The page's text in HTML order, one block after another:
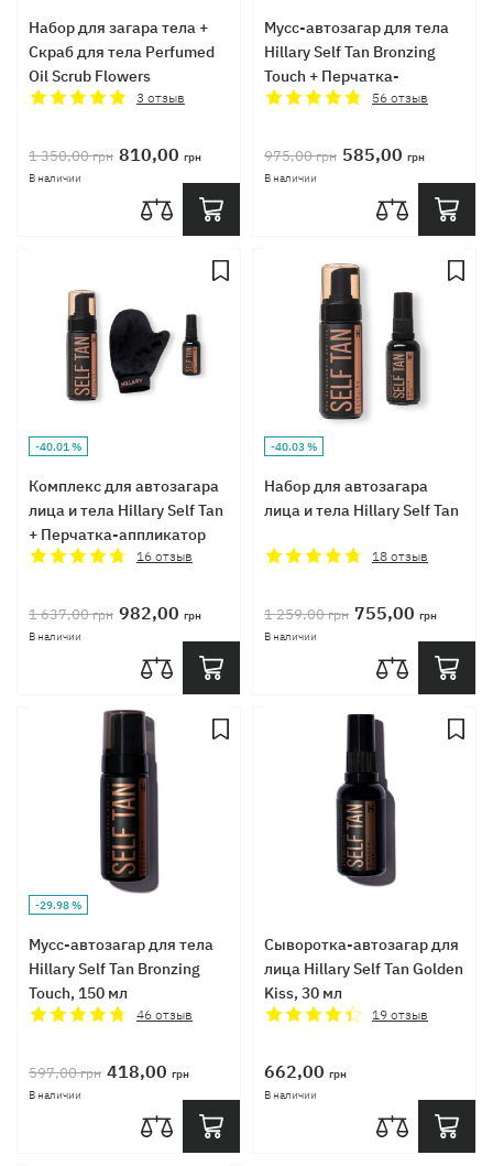
Набор для загара тела +
Скраб для тела Perfumed
Oil Scrub Flowers
3 отзыв
1 350,00грн 810,00 грн
В наличии
Мусс-автозагар для тела
Hillary Self Tan Bronzing
Touch + Перчатка-
аппликатор для56отзыв
975,00грн 585,00 грн
В наличии
-40.01 %
Комплекс для автозагара
лица и тела Hillary Self Tan
+ Перчатка-аппликатор
16отзыв
1 637,00грн 982,00 грн
В наличии
-40.03 %
Набор для автозагара
лица и тела Hillary Self Tan
18отзыв
1 259,00грн 755,00 грн
В наличии
-29.98 %
Мусс-автозагар для тела
Hillary Self Tan Bronzing
Touch, 150 мл
46отзыв
597,00грн 418,00 грн
В наличии
Сыворотка-автозагар для
лица Hillary Self Tan Golden
Kiss, 30 мл
19отзыв
662,00 грн
В наличии